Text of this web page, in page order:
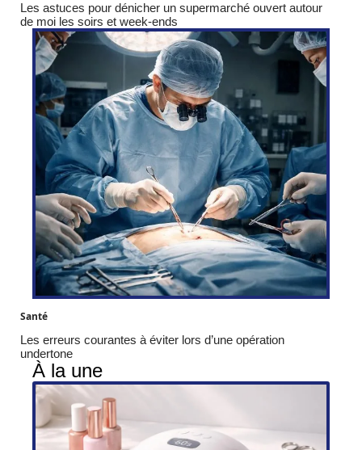
Les astuces pour dénicher un supermarché ouvert autour
de moi les soirs et week-ends
Santé
Les erreurs courantes à éviter lors d’une opération
undertone
À la une